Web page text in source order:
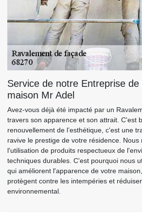
Service de notre Entreprise
maison Mr Adel
Avez-vous déjà été impacté par un
travers son apparence et son attrait. C'est
renouvellement de l’esthétique, c'est une
ravive le prestige de votre résidence. Nous
l'utilisation de produits respectueux de
techniques durables. C'est pourquoi nous
qui améliorent l'apparence de votre
protègent contre les intempéries et
environnemental.